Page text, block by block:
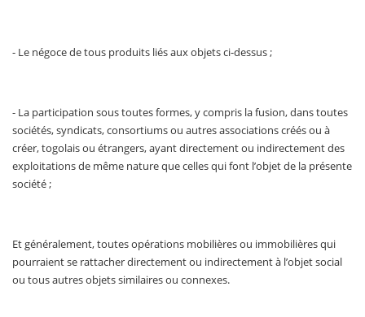
- Le négoce de tous produits liés aux objets ci-dessus ;
- La participation sous toutes formes, y compris la fusion, dans toutes
sociétés, syndicats, consortiums ou autres associations créés ou à
créer, togolais ou étrangers, ayant directement ou indirectement des
exploitations de même nature que celles qui font l’objet de la présente
société ;
Et généralement, toutes opérations mobilières ou immobilières qui
pourraient se rattacher directement ou indirectement à l’objet social
ou tous autres objets similaires ou connexes.